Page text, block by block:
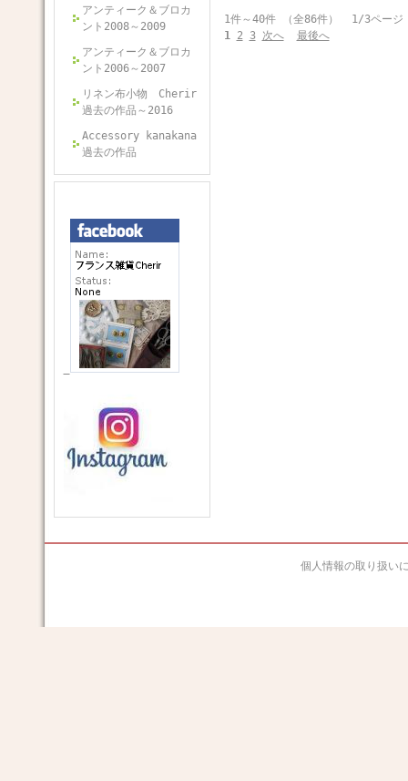
アンティーク＆ブロカ
ント2008～2009
アンティーク＆ブロカ
ント2006～2007
リネン布小物 Cherir
過去の作品～2016
Accessory kanakana
過去の作品
1件～40件 （全86件） 1/3ページ
1
2 3 次へ 最後へ
個人情報の取り扱い